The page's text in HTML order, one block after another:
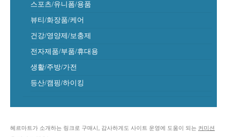
스포츠/유니폼/용품
뷰티/화장품/케어
건강/영양제/보충제
전자제품/부품/휴대용
생활/주방/가전
등산/캠핑/하이킹
헤르마트가 소개하는 링크로 구매시, 감사하게도 사이트 운영에 도움이 되는 커미션